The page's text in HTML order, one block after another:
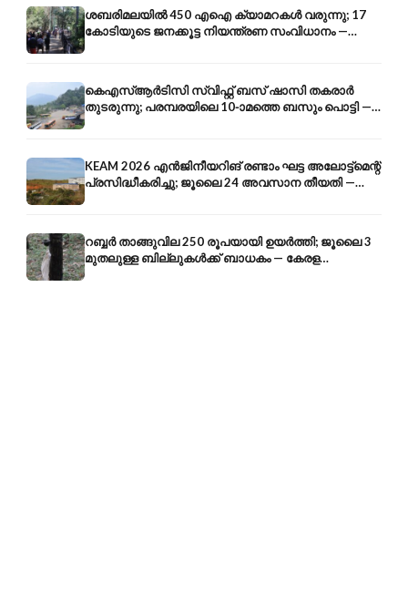
ശബരിമലയിൽ 450 എഐ ക്യാമറകൾ വരുന്നു; 17
കോടിയുടെ ജനക്കൂട്ട നിയന്ത്രണ സംവിധാനം —
എരുമേലി മുതൽ പമ്പ വരെ
കെഎസ്ആർടിസി സ്വിഫ്റ്റ് ബസ് ഷാസി തകരാർ
തുടരുന്നു; പരമ്പരയിലെ 10-ാമത്തെ ബസും പൊട്ടി —
സുരക്ഷാ ആശങ്ക
KEAM 2026 എൻജിനീയറിങ് രണ്ടാം ഘട്ട അലോട്ട്മെന്റ്
പ്രസിദ്ധീകരിച്ചു; ജൂലൈ 24 അവസാന തീയതി —
അറിയേണ്ടതെല്ലാം
റബ്ബർ താങ്ങുവില 250 രൂപയായി ഉയർത്തി; ജൂലൈ 3
മുതലുള്ള ബില്ലുകൾക്ക് ബാധകം — കേരള
കർഷകർക്ക് ആശ്വാസം